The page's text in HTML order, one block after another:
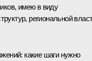
имею в виду
региональной
какие шаги нужно